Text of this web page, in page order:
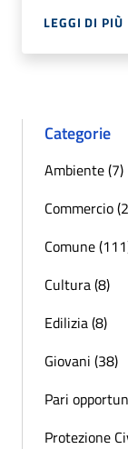
LEGGI DI PIÙ
Categorie
Ambiente (7)
Commercio
Comune
Cultura (8)
Edilizia (8)
Giovani (38)
Pari
Protezione